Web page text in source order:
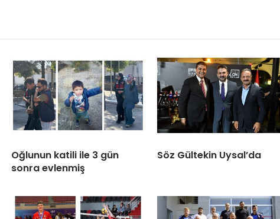
Oğlunun katili ile 3 gün
sonra evlenmiş
Söz Gültekin Uysal’da